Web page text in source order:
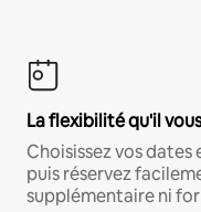
La flexibilité qu'il
Choisissez vos
puis réservez
supplémentaire ni